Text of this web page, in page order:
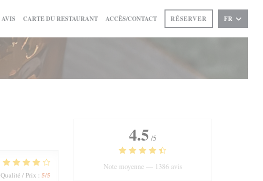
AVIS CARTE DU RESTAURANT((OUVRE UNE NOUVELLE FENÊTRE))
ACCÈS/CONTACT RÉSERVER FR
Qualité / Prix : 5/5
4.5 /5
Note moyenne — 1386 avis